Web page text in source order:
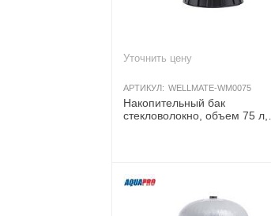
Уточнить цену
АРТИКУЛ: WELLMATE-WM0075
Накопительный бак
стекловолокно, объем 75 л,